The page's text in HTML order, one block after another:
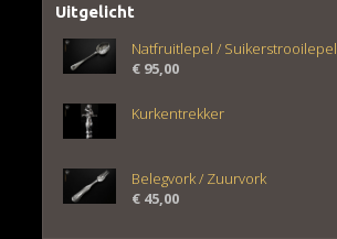
Uitgelicht
Natfruitlepel / Suikerstrooilepel
€ 95,00
Kurkentrekker
Belegvork / Zuurvork
€ 45,00